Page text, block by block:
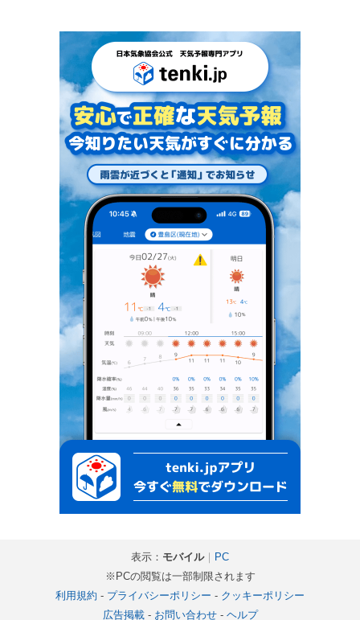
表示： モバイル｜
PC
※PCの閲覧は一部制限されます
利用規約 - プライバシーポリシー - クッキーポリシー
広告掲載- お問い合わせ- ヘルプ